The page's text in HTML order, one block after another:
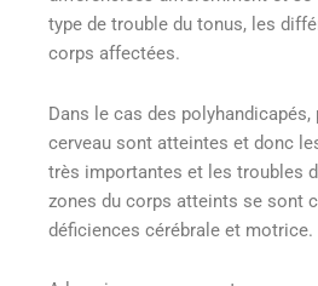
type de trouble du tonus, les
corps affectées.
Dans le cas des
cerveau sont atteintes et donc
très importantes et les troubles
zones du corps atteints se sont
déficiences cérébrale et motrice.